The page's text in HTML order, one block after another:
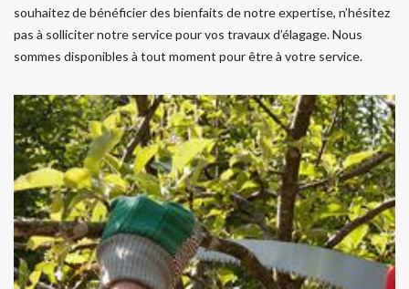
souhaitez de bénéficier des bienfaits de notre expertise, n’hésitez
pas à solliciter notre service pour vos travaux d’élagage. Nous
sommes disponibles à tout moment pour être à votre service.